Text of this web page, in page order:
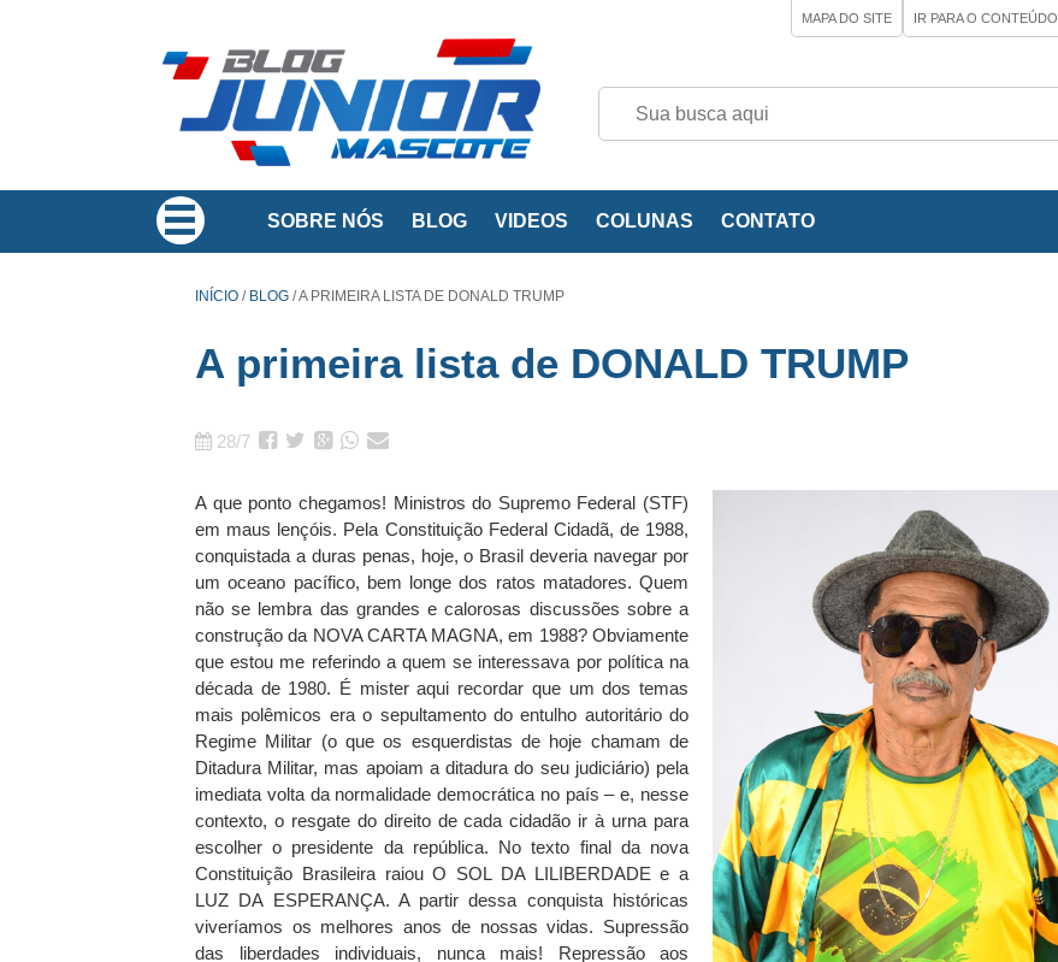
MAPA DO SITE IR PARA O CONTEÚDO
SOBRE NÓS BLOG VIDEOS COLUNAS CONTATO
INÍCIO / BLOG /A PRIMEIRA LISTA DE DONALD TRUMP
A primeira lista de DONALD TRUMP
28/7
A que ponto chegamos! Ministros do Supremo Federal (STF)
em maus lençóis. Pela Constituição Federal Cidadã, de 1988,
conquistada a duras penas, hoje, o Brasil deveria navegar por
um oceano pacífico, bem longe dos ratos matadores. Quem
não se lembra das grandes e calorosas discussões sobre a
construção da NOVA CARTA MAGNA, em 1988? Obviamente
que estou me referindo a quem se interessava por política na
década de 1980. É mister aqui recordar que um dos temas
mais polêmicos era o sepultamento do entulho autoritário do
Regime Militar (o que os esquerdistas de hoje chamam de
Ditadura Militar, mas apoiam a ditadura do seu judiciário) pela
imediata volta da normalidade democrática no país – e, nesse
contexto, o resgate do direito de cada cidadão ir à urna para
escolher o presidente da república. No texto final da nova
Constituição Brasileira raiou O SOL DA LILIBERDADE e a
LUZ DA ESPERANÇA. A partir dessa conquista históricas
viveríamos os melhores anos de nossas vidas. Supressão
das liberdades individuais, nunca mais! Repressão aos